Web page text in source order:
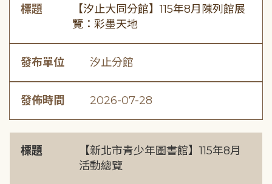
標題
【汐止大同分館】115年8月陳列館展
覽：彩墨天地
發布單位 汐止分館
發佈時間 2026-07-28
標題
【新北市青少年圖書館】115年8月
活動總覽